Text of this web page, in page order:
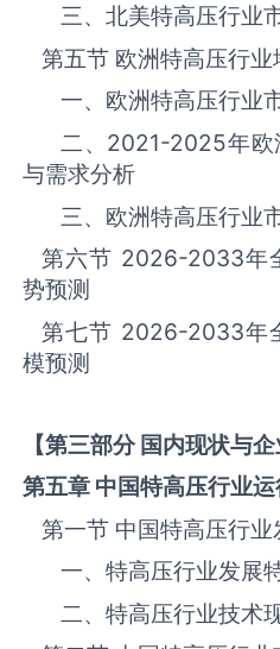
三、北美‌‌‌‌特高压‌‌‌‌‌‌‌‌‌‌‌‌‌行业
第五节 欧洲‌‌‌‌特高压‌‌‌‌‌‌‌‌‌‌‌‌‌行
一、欧洲‌‌‌‌特高压‌‌‌‌‌‌‌‌‌‌‌‌‌行业
二、 2021-2025年
与需求分析
三、欧洲‌‌‌‌特高压‌‌‌‌‌‌‌‌‌‌‌‌‌行业
第六节 2026-2033年
势预测
第七节 2026-2033年
模预测
【第三部分 国内现状与企
第五章 中国特高压行业
第一节 中国‌‌‌‌特高压‌‌‌‌‌‌‌‌‌‌‌‌‌行业
一、‌‌‌‌特高压‌‌‌‌‌‌‌‌‌‌行业发展
二、‌‌‌‌特高压‌‌‌‌‌‌‌‌‌‌行业技术